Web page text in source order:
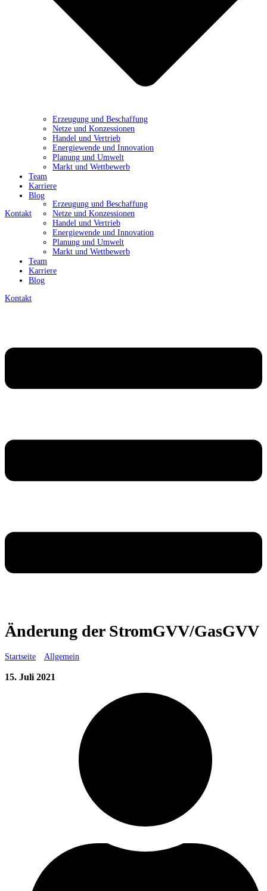
Erzeugung und Beschaffung
Netze und Konzessionen
Handel und Vertrieb
Energiewende und Innovation
Planung und Umwelt
Markt und Wettbewerb
Team
Karriere
Blog
Kontakt
Erzeugung und Beschaffung
Netze und Konzessionen
Handel und Vertrieb
Energiewende und Innovation
Planung und Umwelt
Markt und Wettbewerb
Team
Karriere
Blog
Kontakt
Änderung der StromGVV/GasGVV
Startseite Allgemein
15. Juli 2021